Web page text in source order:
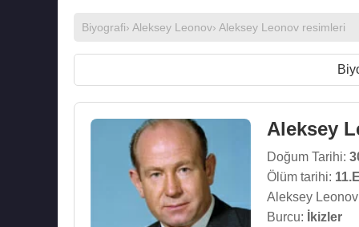
Biyografi› Aleksey Leonov› Aleksey Leonov resimleri
Aleksey
Doğum Tarihi:
Ölüm tarihi:
Aleksey
Burcu:
İkizler